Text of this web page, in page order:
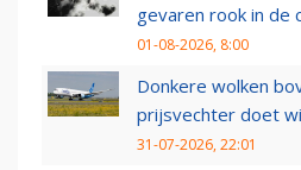
gevaren rook in de
01-08-2026, 8:00
Donkere wolken
prijsvechter doet
31-07-2026, 22:01